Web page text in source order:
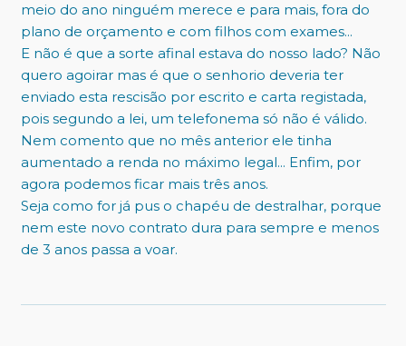
meio do ano ninguém merece e para mais, fora do
plano de orçamento e com filhos com exames...
E não é que a sorte afinal estava do nosso lado? Não
quero agoirar mas é que o senhorio deveria ter
enviado esta rescisão por escrito e carta registada,
pois segundo a lei, um telefonema só não é válido.
Nem comento que no mês anterior ele tinha
aumentado a renda no máximo legal... Enfim, por
agora podemos ficar mais três anos.
Seja como for já pus o chapéu de destralhar, porque
nem este novo contrato dura para sempre e menos
de 3 anos passa a voar.